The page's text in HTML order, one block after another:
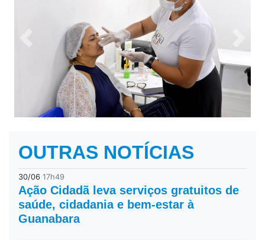
Previous
OUTRAS NOTÍCIAS
30/06 17h49
Ação Cidadã leva serviços gratuitos de
saúde, cidadania e bem-estar à
Guanabara